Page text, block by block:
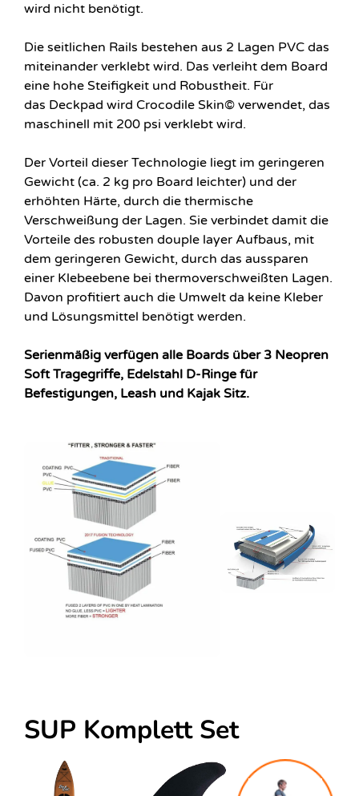
wird nicht benötigt.
Die seitlichen Rails bestehen aus 2 Lagen PVC das
miteinander verklebt wird. Das verleiht dem Board
eine hohe Steifigkeit und Robustheit. Für
das Deckpad wird Crocodile Skin© verwendet, das
maschinell mit 200 psi verklebt wird.
Der Vorteil dieser Technologie liegt im geringeren
Gewicht (ca. 2 kg pro Board leichter) und der
erhöhten Härte, durch die thermische
Verschweißung der Lagen. Sie verbindet damit die
Vorteile des robusten douple layer Aufbaus, mit
dem geringeren Gewicht, durch das aussparen
einer Klebeebene bei thermoverschweißten Lagen.
Davon profitiert auch die Umwelt da keine Kleber
und Lösungsmittel benötigt werden.
Serienmäßig verfügen alle Boards über 3 Neopren
Soft Tragegriffe, Edelstahl D-Ringe für
Befestigungen, Leash und Kajak Sitz.
SUP Komplett Set